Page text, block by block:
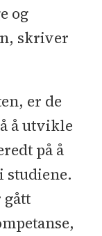
og
skriver
er de
å utvikle
på å
studiene.
gått